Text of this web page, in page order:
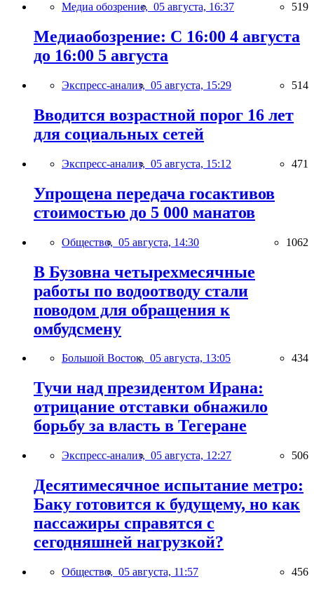
Медиа обозрение, 05 августа, 16:37 519
Медиаобозрение: С 16:00 4 августа
до 16:00 5 августа
Экспресс-анализ, 05 августа, 15:29 514
Вводится возрастной порог 16 лет
для социальных сетей
Экспресс-анализ, 05 августа, 15:12 471
Упрощена передача госактивов
стоимостью до 5 000 манатов
Общество, 05 августа, 14:30 1062
В Бузовна четырехмесячные
работы по водоотводу стали
поводом для обращения к
омбудсмену
Большой Восток, 05 августа, 13:05 434
Тучи над президентом Ирана:
отрицание отставки обнажило
борьбу за власть в Тегеране
Экспресс-анализ, 05 августа, 12:27 506
Десятимесячное испытание метро:
Баку готовится к будущему, но как
пассажиры справятся с
сегодняшней нагрузкой?
Общество, 05 августа, 11:57 456